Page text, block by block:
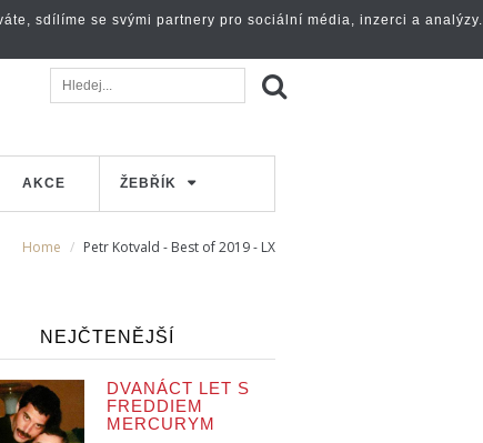
AKCE ŽEBŘÍK
Home Petr Kotvald - Best of 2019 - LX
NEJČTENĚJŠÍ
DVANÁCT LET S
FREDDIEM
MERCURYM
sdílíme se svými partnery pro sociální média, inzerci a analýzy.